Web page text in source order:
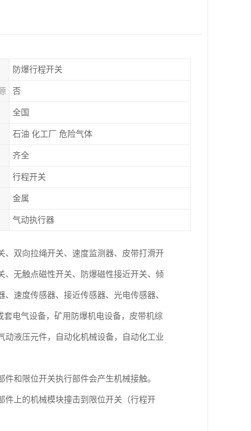
防爆行程开关
否
全国
石油 化工厂 危险气体
齐全
行程开关
金属
气动执行器
、双向拉绳开关、速度监测器、皮带打滑开
、无触点磁性开关、防爆磁性接近开关、倾
速度传感器、接近传感器、光电传感器、
电气设备，矿用防爆机电设备，皮带机综
液压元件，自动化机械设备，自动化工业
和限位开关执行部件会产生机械接触。
件上的机械模块撞击到限位开关（行程开